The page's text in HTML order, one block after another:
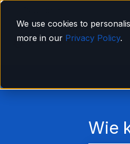
We use cookies to
more in our Privacy Policy.
Wie